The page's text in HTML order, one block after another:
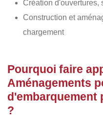
Création d'ouvertures,
Construction et
chargement
Pourquoi faire
Aménagements
?